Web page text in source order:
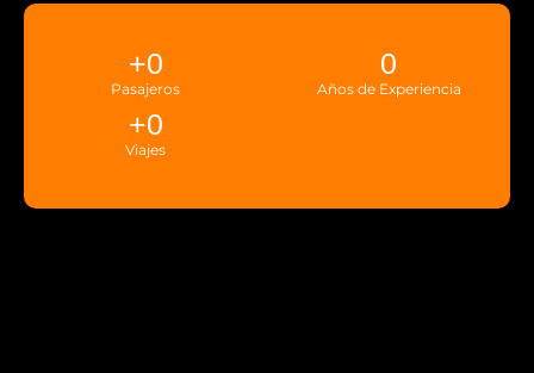
Pasajeros
+0
Años de Experiencia
0
Viajes
+0